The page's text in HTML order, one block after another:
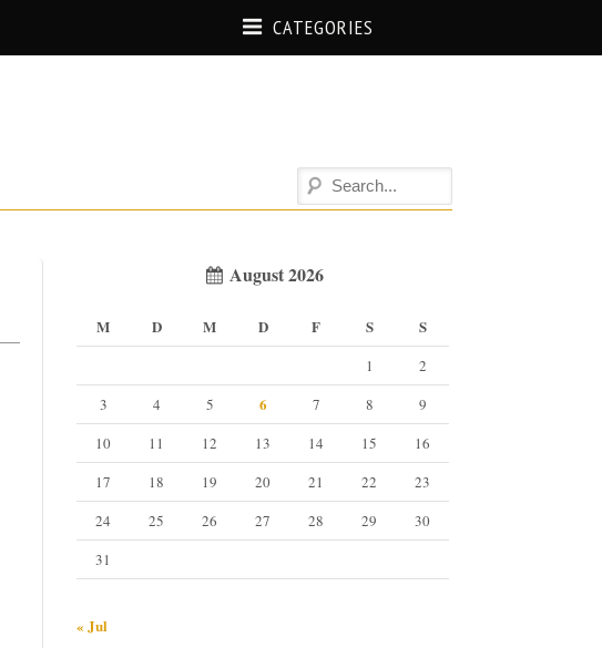
CATEGORIES
August 2026
M D M D F S S
1
2
3
4 5 6 7 8
9
10
11 12 13 14 15
16
17
18 19 20 21 22
23
24
25 26 27 28 29
30
31
« Jul